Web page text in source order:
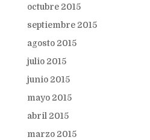
octubre 2015
septiembre 2015
agosto 2015
julio 2015
junio 2015
mayo 2015
abril 2015
marzo 2015